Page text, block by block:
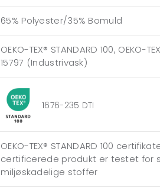
65% Polyester/35% Bomuld
OEKO-TEX® STANDARD 100, OEKO-
15797 (Industrivask)
1676-235 DTI
OEKO-TEX® STANDARD 100
certificerede produkt er testet for
miljøskadelige stoffer